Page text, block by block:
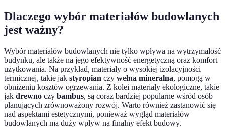
Dlaczego wybór materiałów budowlanych
jest ważny?
Wybór materiałów budowlanych nie tylko wpływa na wytrzymałość
budynku, ale także na jego efektywność energetyczną oraz komfort
użytkowania. Na przykład, materiały o wysokiej izolacyjności
termicznej, takie jak styropian czy wełna mineralna, pomogą w
obniżeniu kosztów ogrzewania. Z kolei materiały ekologiczne, takie
jak drewno czy bambus, są coraz bardziej popularne wśród osób
planujących zrównoważony rozwój. Warto również zastanowić się
nad aspektami estetycznymi, ponieważ wygląd materiałów
budowlanych ma duży wpływ na finalny efekt budowy.